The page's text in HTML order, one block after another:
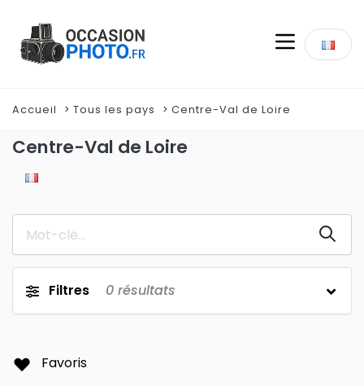
Accueil Tous les pays Centre-Val de Loire
Centre-Val de Loire
Filtres 0 résultats
Favoris